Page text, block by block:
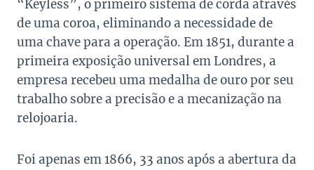
“Keyless”, o primeiro sistema de corda através
de uma coroa, eliminando a necessidade de
uma chave para a operação. Em 1851, durante a
primeira exposição universal em Londres, a
empresa recebeu uma medalha de ouro por seu
trabalho sobre a precisão e a mecanização na
relojoaria.
Foi apenas em 1866, 33 anos após a abertura da